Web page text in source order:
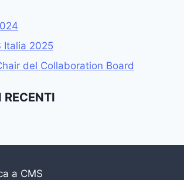
Italia 2025
del Collaboration Board
a CMS